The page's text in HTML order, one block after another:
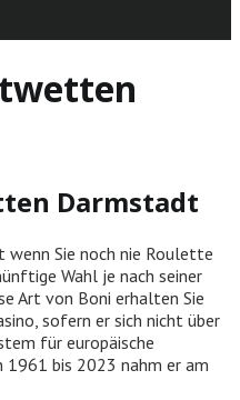
Darmstadt
Sie noch nie Roulette
Wahl je nach seiner
Art von Boni erhalten Sie
sofern er sich nicht über
für europäische
bis 2023 nahm er am